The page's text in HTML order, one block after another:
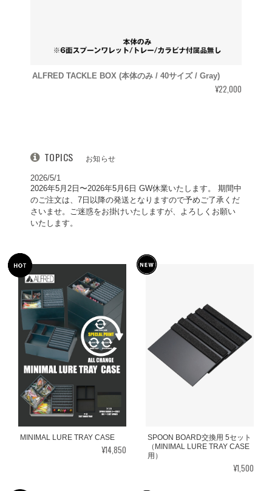
ALFRED TACKLE BOX (本体のみ / 40サイズ / Gray)
¥22,000
TOPICS お知らせ
2026/5/1
2026年5月2日〜2026年5月6日 GW休業いたします。 期間中
のご注文は、7日以降の発送となりますので予めご了承くだ
さいませ。ご迷惑をお掛けいたしますが、よろしくお願い
いたします。
MINIMAL LURE TRAY CASE
¥14,850
SPOON BOARD交換用 5セット
（MINIMAL LURE TRAY CASE
用）
¥1,500